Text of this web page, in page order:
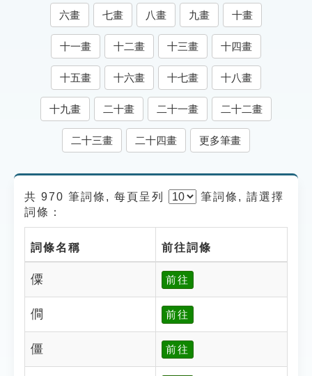
知識索引
單字索引
生命大百科索引
遊戲專區
貓頭鷹博士
六畫 七畫 八畫 九畫 十畫
十一畫 十二畫 十三畫 十四畫
十五畫 十六畫 十七畫 十八畫
十九畫 二十畫 二十一畫 二十二畫
二十三畫 二十四畫 更多筆畫
共 970 筆詞條, 每頁呈列 筆詞條, 請選擇
詞條：
詞條名稱 前往詞條
僳 前往
僴 前往
僵 前往